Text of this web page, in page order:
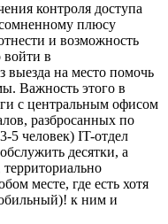
контроля доступа
плюсу
и возможность
войти в
выезда на место помочь
Важность этого в
с центральным офисом
разбросанных по
5 человек) IT-отдел
десятки, а
территориально
месте, где есть хотя
к ним и